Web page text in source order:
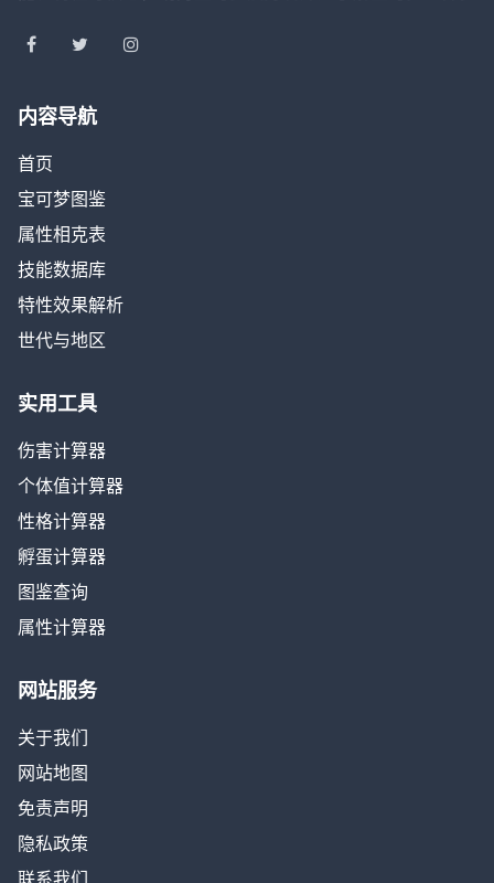
内容导航
首页
宝可梦图鉴
属性相克表
技能数据库
特性效果解析
世代与地区
实用工具
伤害计算器
个体值计算器
性格计算器
孵蛋计算器
图鉴查询
属性计算器
网站服务
关于我们
网站地图
免责声明
隐私政策
联系我们